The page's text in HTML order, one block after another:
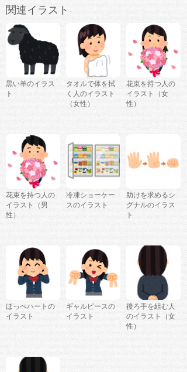
関連イラスト
黒い羊のイラス
ト
タオルで体を拭
く人のイラスト
（女性）
花束を持つ人の
イラスト（女
性）
花束を持つ人の
イラスト（男
性）
冷凍ショーケー
スのイラスト
助けを求めるシ
グナルのイラス
ト
ほっぺハートの
イラスト
ギャルピースの
イラスト
後ろ手を組む人
のイラスト（女
性）